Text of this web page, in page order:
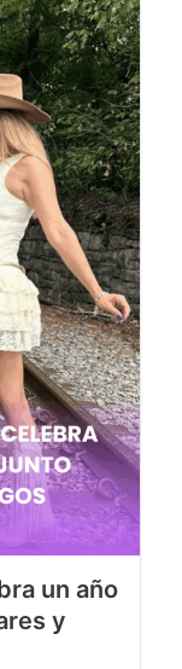
un año
y